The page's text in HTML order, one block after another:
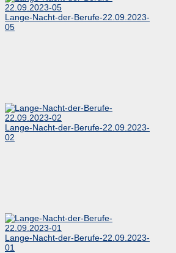
Lange-Nacht-der-Berufe-22.09.2023-
05
Lange-Nacht-der-Berufe-22.09.2023-
02
Lange-Nacht-der-Berufe-22.09.2023-
01